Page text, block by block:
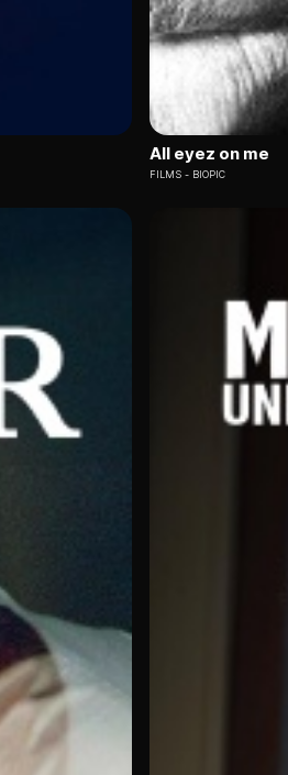
All eyez on me
FILMS BIOPIC